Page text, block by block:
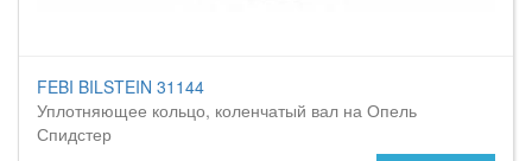
FEBI BILSTEIN 31144
Уплотняющее кольцо, коленчатый вал на Опель
Спидстер